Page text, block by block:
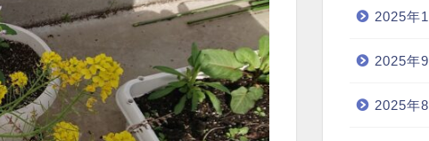
2025年
2025年9
2025年8